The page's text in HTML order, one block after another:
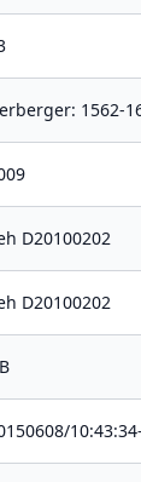
1562-
D20100202
D20100202